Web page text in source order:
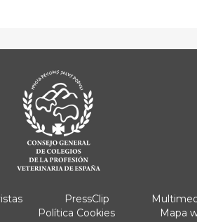
PressClip
Política Cookies Mapa